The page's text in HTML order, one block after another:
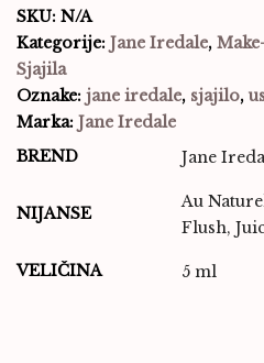
SKU: N/A
Kategorije: Jane Iredale,
Sjajila
Oznake: jane iredale, sjajilo,
Marka: Jane Iredale
BREND
Jane
NIJANSE
Au
Flush,
VELIČINA 5 ml